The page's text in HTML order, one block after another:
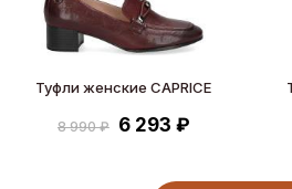
Туфли женские CAPRICE
8 990 ₽ 6 293 ₽